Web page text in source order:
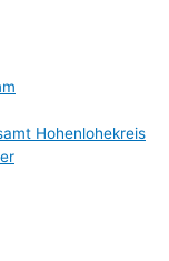
Hohenlohekreis